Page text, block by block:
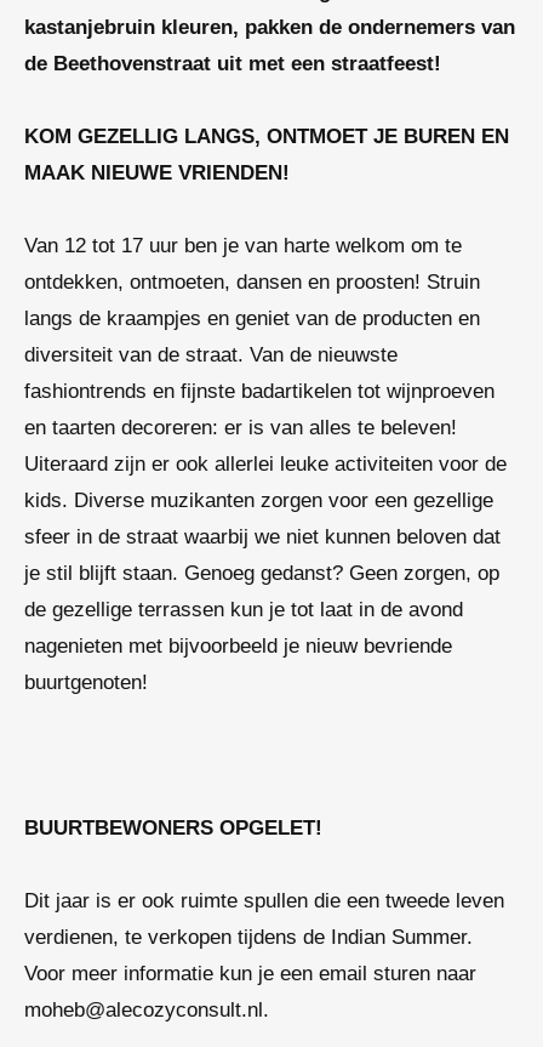
kastanjebruin kleuren, pakken de ondernemers van
de Beethovenstraat uit met een straatfeest!
KOM GEZELLIG LANGS, ONTMOET JE BUREN EN
MAAK NIEUWE VRIENDEN!
Van 12 tot 17 uur ben je van harte welkom om te
ontdekken, ontmoeten, dansen en proosten! Struin
langs de kraampjes en geniet van de producten en
diversiteit van de straat. Van de nieuwste
fashiontrends en fijnste badartikelen tot wijnproeven
en taarten decoreren: er is van alles te beleven!
Uiteraard zijn er ook allerlei leuke activiteiten voor de
kids. Diverse muzikanten zorgen voor een gezellige
sfeer in de straat waarbij we niet kunnen beloven dat
je stil blijft staan. Genoeg gedanst? Geen zorgen, op
de gezellige terrassen kun je tot laat in de avond
nagenieten met bijvoorbeeld je nieuw bevriende
buurtgenoten!
BUURTBEWONERS OPGELET!
Dit jaar is er ook ruimte spullen die een tweede leven
verdienen, te verkopen tijdens de Indian Summer.
Voor meer informatie kun je een email sturen naar
moheb@alecozyconsult.nl.